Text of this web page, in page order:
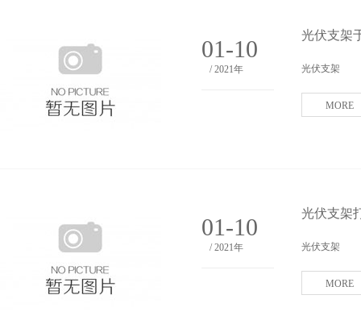
01-10
/ 2021年
光伏支架
光伏支架
MORE
01-10
/ 2021年
光伏支架
光伏支架
MORE